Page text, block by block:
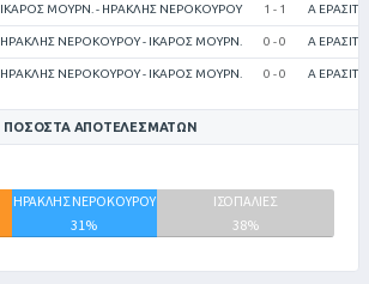
ΙΚΑΡΟΣ ΜΟΥΡΝ. - ΗΡΑΚΛΗΣ ΝΕΡΟΚΟΥΡΟΥ 1 - 1 Α
ΗΡΑΚΛΗΣ ΝΕΡΟΚΟΥΡΟΥ - ΙΚΑΡΟΣ ΜΟΥΡΝ. 0 - 0 Α
ΗΡΑΚΛΗΣ ΝΕΡΟΚΟΥΡΟΥ - ΙΚΑΡΟΣ ΜΟΥΡΝ. 0 - 0 Α
ΠΟΣΟΣΤΆ ΑΠΟΤΕΛΕΣΜΆΤΩΝ
ΗΡΑΚΛΗΣ ΝΕΡΟΚΟΥΡΟΥ
31%
ΙΣΟΠΑΛΙΕΣ
38%